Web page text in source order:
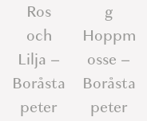
Ros
och
Lilja –
Boråsta
peter
g
Hoppm
osse –
Boråsta
peter